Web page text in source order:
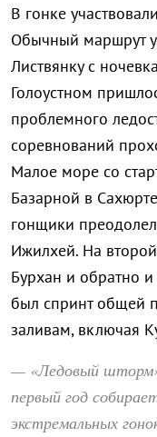
В гонке
Обычный маршрут
Листвянку с
Голоустном
проблемного
соревнований
Малое море со
Базарной в
гонщики
Ижилхей. На
Бурхан и обратно
был спринт общей
заливам, включая
— «Ледовый
первый год
экстремальных